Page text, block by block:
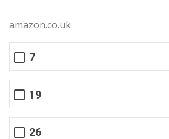
amazon.co.uk
7
19
26